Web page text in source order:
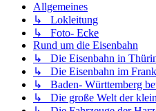
Allgemeines
↳ Lokleitung
↳ Foto- Ecke
Rund um die Eisenbahn
↳ Die Eisenbahn in
↳ Die Eisenbahn im
↳ Baden- Württemberg
↳ Die große Welt der